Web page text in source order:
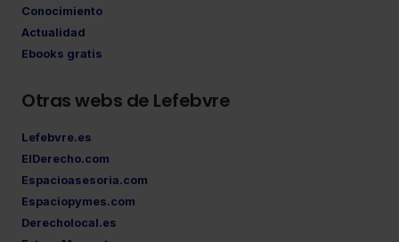
Conocimiento
Actualidad
Ebooks gratis
Otras webs de Lefebvre
Lefebvre.es
ElDerecho.com
Espacioasesoria.com
Espaciopymes.com
Derecholocal.es